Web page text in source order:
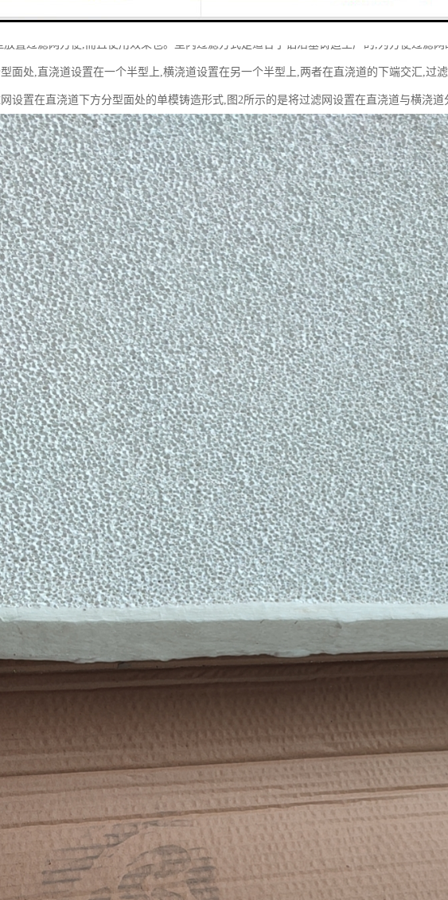
在直浇道下方的分型面处。经过多种方案的反复试用,采用将过滤网设置在直浇道下方的
放置过滤网方便,而且使用效果也。型内过滤方式是适合于铝活塞铸造生产的,为方便过滤
面处,直浇道设置在一个半型上,横浇道设置在另一个半型上,两者在直浇道的下端交汇,过
设置在直浇道下方分型面处的单模铸造形式,图2所示的是将过滤网设置在直浇道与横浇道